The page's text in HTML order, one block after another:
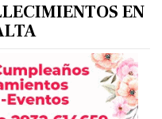
EN